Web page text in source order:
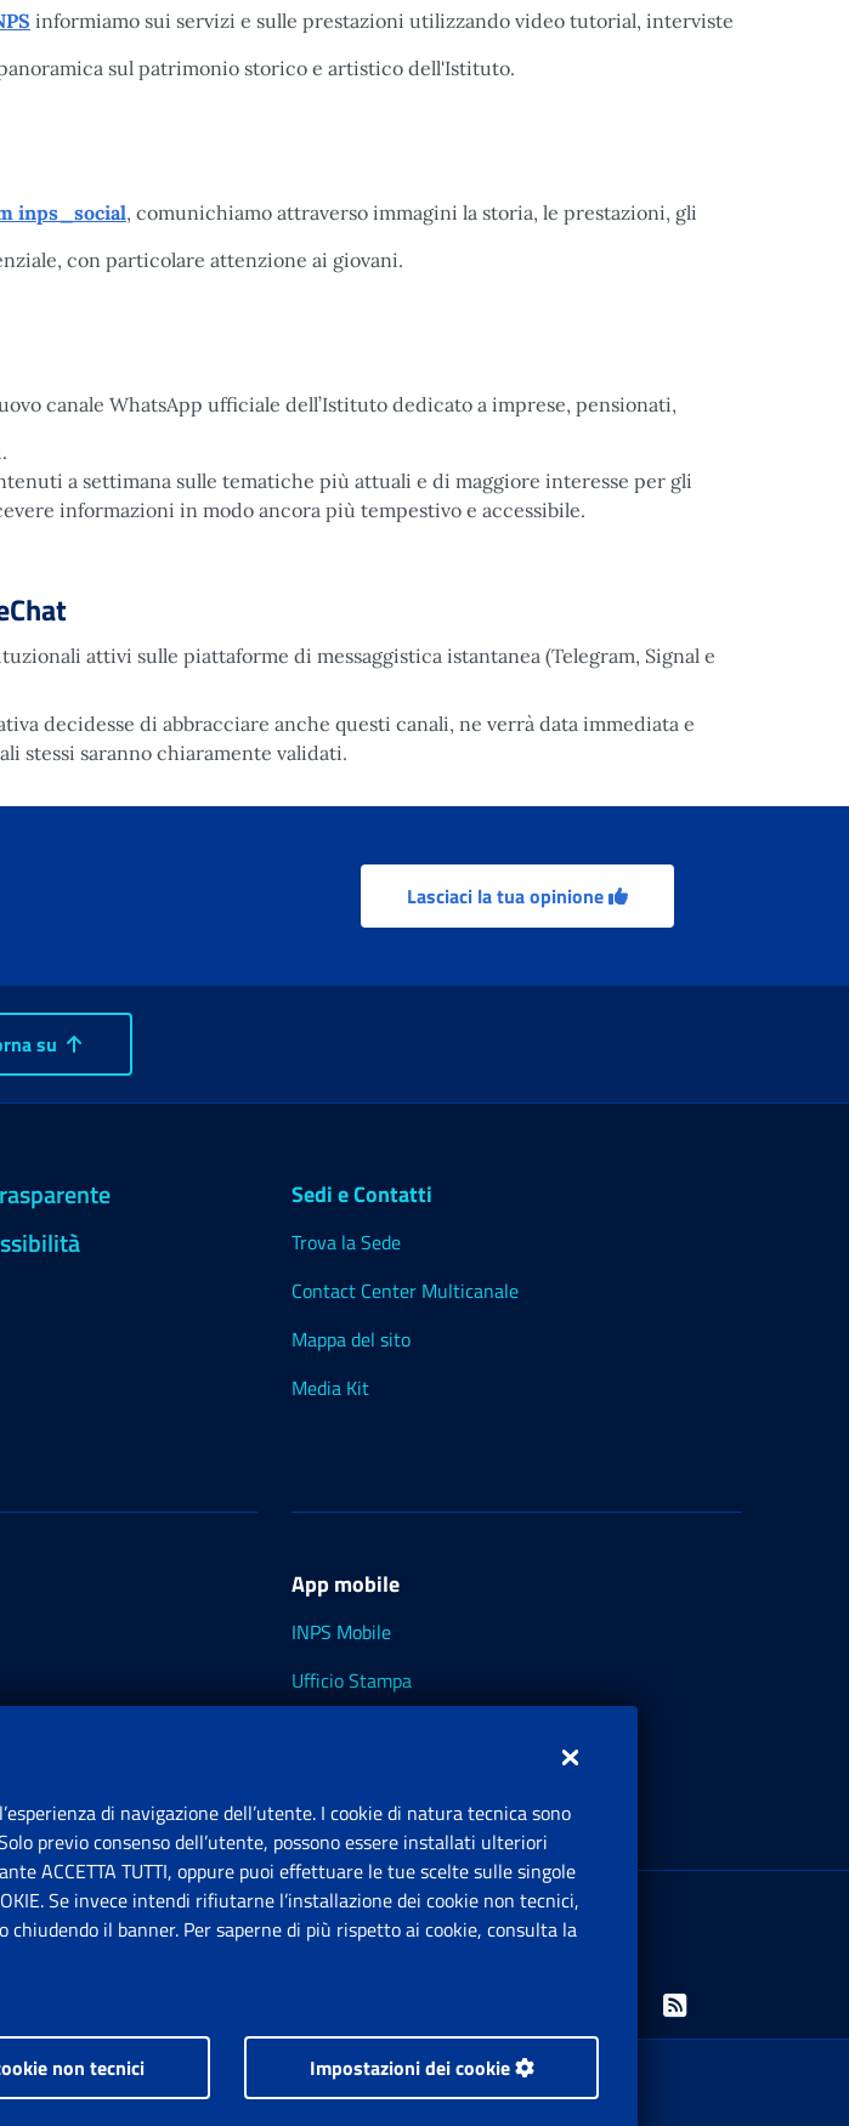
informiamo sui servizi e sulle prestazioni utilizzando video tutorial, interviste
sul patrimonio storico e artistico dell'Istituto.
inps_social, comunichiamo attraverso immagini la storia, le prestazioni, gli
con particolare attenzione ai giovani.
canale WhatsApp ufficiale dell’Istituto dedicato a imprese, pensionati,
a settimana sulle tematiche più attuali e di maggiore interesse per gli
informazioni in modo ancora più tempestivo e accessibile.
attivi sulle piattaforme di messaggistica istantanea (Telegram, Signal e
decidesse di abbracciare anche questi canali, ne verrà data immediata e
stessi saranno chiaramente validati.
Lasciaci la tua opinione
su
Sedi e Contatti
Trova la Sede
Contact Center Multicanale
Mappa del sito
Media Kit
App mobile
INPS Mobile
Ufficio Stampa
Sede Legale: Via Ciro il Grande, 21
00144 Roma
P.IVA 02121151001
Facebook: Apre una nuova finestra
Twitter: Apre una nuova finestra
Whatsapp: Apre una nuova finestra
Youtube: Apre una nuova
Instagram: Apre una
Linkedin: Apre
Rss: Apre
Nazionale Previdenza Sociale.Tutti i diritti riservati.
di navigazione dell’utente. I cookie di natura tecnica sono
previo consenso dell’utente, possono essere installati ulteriori
ACCETTA TUTTI, oppure puoi effettuare le tue scelte sulle singole
Se invece intendi rifiutarne l’installazione dei cookie non tecnici,
chiudendo il banner. Per saperne di più rispetto ai cookie, consulta la
non tecnici Impostazioni dei cookie